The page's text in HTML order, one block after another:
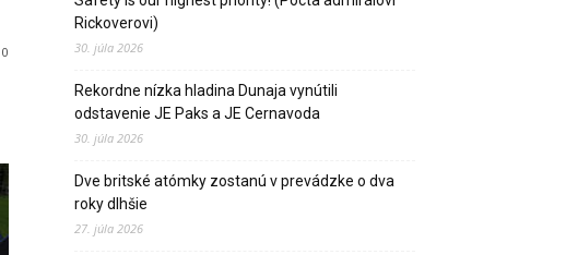
0
Rickoverovi)
30. júla 2026
Rekordne nízka hladina Dunaja vynútili
odstavenie JE Paks a JE Cernavoda
30. júla 2026
Dve britské atómky zostanú v prevádzke o dva
roky dlhšie
27. júla 2026